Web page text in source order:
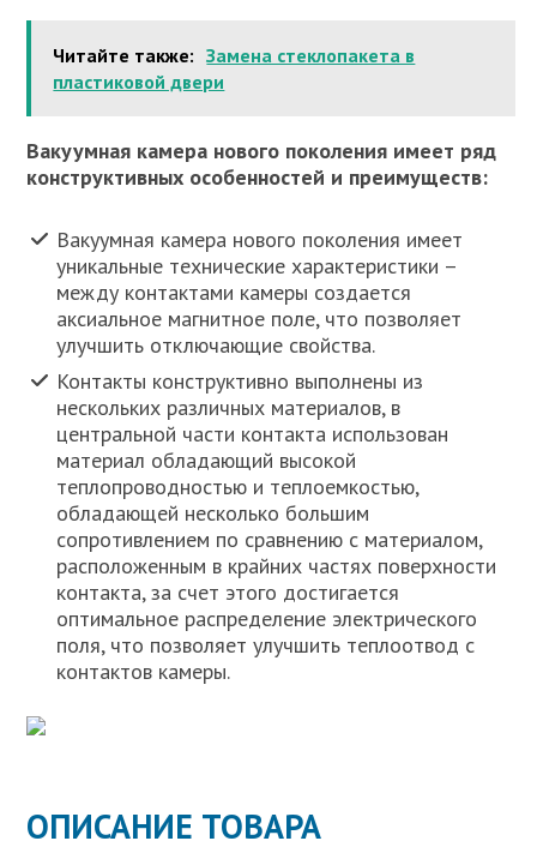
Читайте также: Замена стеклопакета в
пластиковой двери
Вакуумная камера нового поколения имеет ряд
конструктивных особенностей и преимуществ:
Вакуумная камера нового поколения имеет
уникальные технические характеристики –
между контактами камеры создается
аксиальное магнитное поле, что позволяет
улучшить отключающие свойства.
Контакты конструктивно выполнены из
нескольких различных материалов, в
центральной части контакта использован
материал обладающий высокой
теплопроводностью и теплоемкостью,
обладающей несколько большим
сопротивлением по сравнению с материалом,
расположенным в крайних частях поверхности
контакта, за счет этого достигается
оптимальное распределение электрического
поля, что позволяет улучшить теплоотвод с
контактов камеры.
ОПИСАНИЕ ТОВАРА